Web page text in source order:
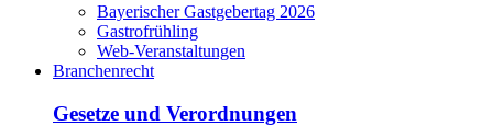
Bayerischer Gastgebertag 2026
Gastrofrühling
Web-Veranstaltungen
Branchenrecht
Gesetze und Verordnungen